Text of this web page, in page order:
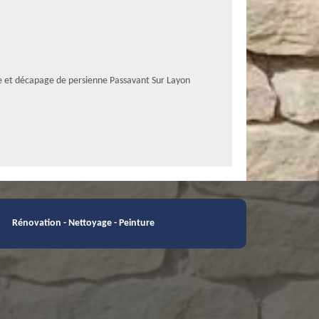
et décapage de persienne Passavant Sur Layon
Rénovation - Nettoyage - Peinture